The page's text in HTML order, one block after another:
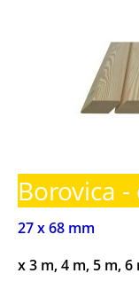
Borovica
27 x 68 mm
x 3 m, 4 m, 5 m, 6